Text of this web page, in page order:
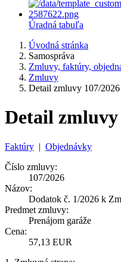
Úradná tabuľa
Úvodná stránka
Samospráva
Zmluvy, faktúry,
Zmluvy
Detail zmluvy 107/2026
Detail zmluvy
Faktúry | Objednávky
Číslo zmluvy:
107/2026
Názov:
Dodatok č. 1/2026 k
Predmet zmluvy:
Prenájom garáže
Cena:
57,13 EUR